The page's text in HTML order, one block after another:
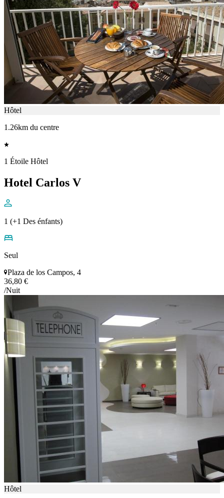
Hôtel
1.26km du centre
1 Étoile Hôtel
Hotel Carlos V
1 (+1 Des énfants)
Seul
Plaza de los Campos, 4
36,80 €
/Nuit
Hôtel